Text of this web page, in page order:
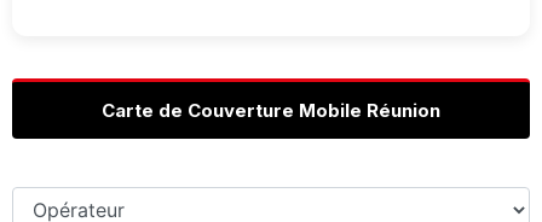
Carte de Couverture Mobile Réunion